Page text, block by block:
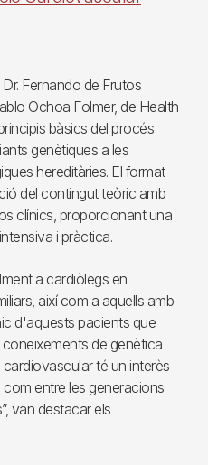
Fernando de Frutos
Ochoa Folmer, de Health
bàsics del procés
genètiques a les
hereditàries. El format
del contingut teòric amb
clínics, proporcionant una
i pràctica.
a cardiòlegs en
així com a aquells amb
d'aquests pacients que
de genètica
té un interès
entre les generacions
van destacar els